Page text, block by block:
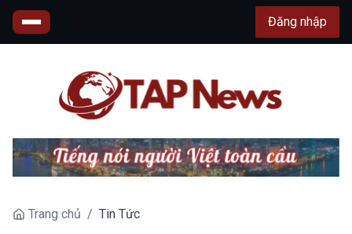
Đăng nhập
Trang chủ / Tin Tức